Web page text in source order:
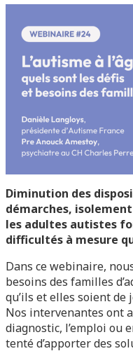
Diminution des
démarches,
les adultes autistes
difficultés à mesure
Dans ce webinaire,
besoins des familles
qu’ils et elles soient de
Nos intervenantes ont
diagnostic, l’emploi ou
tenté d’apporter des